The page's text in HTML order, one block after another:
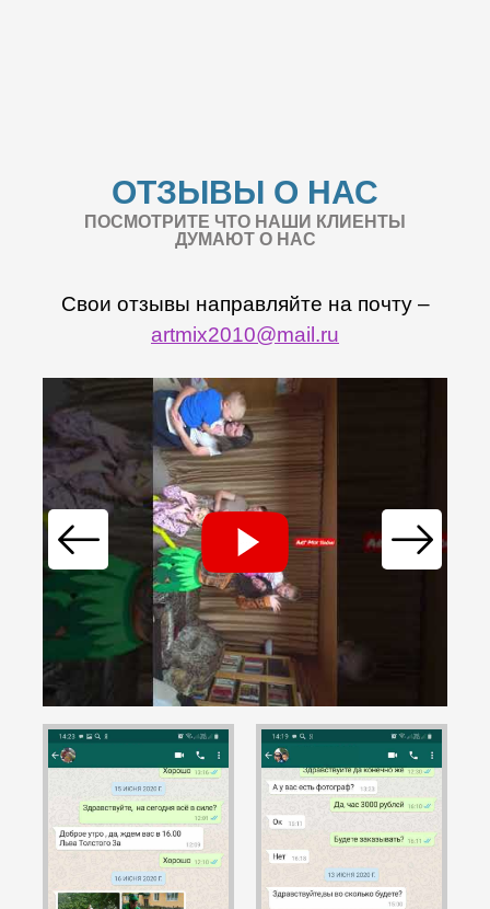
ОТЗЫВЫ О НАС
ПОСМОТРИТЕ ЧТО НАШИ КЛИЕНТЫ
ДУМАЮТ О НАС
Свои отзывы направляйте на почту –
artmix2010@mail.ru